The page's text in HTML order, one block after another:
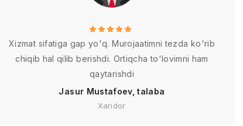
Xizmat sifatiga gap yo'q. Murojaatimni tezda ko'rib
chiqib hal qilib berishdi. Ortiqcha to'lovimni ham
qaytarishdi
Jasur Mustafoev, talaba
Xaridor